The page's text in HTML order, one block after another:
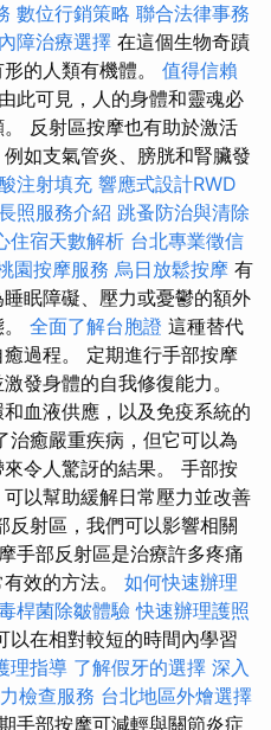
數位行銷策略 聯合法律事務
障治療選擇 在這個生物奇蹟
的人類有機體。 值得信賴
由此可見，人的身體和靈魂必
反射區按摩也有助於激活
如支氣管炎、膀胱和腎臟發
注射填充 響應式設計RWD
照服務介紹 跳蚤防治與清除
住宿天數解析 台北專業徵信
園按摩服務 烏日放鬆按摩 有
眠障礙、壓力或憂鬱的額外
全面了解台胞證 這種替代
過程。 定期進行手部按摩
發身體的自我修復能力。
血液供應，以及免疫系統的
治癒嚴重疾病，但它可以為
令人驚訝的結果。 手部按
以幫助緩解日常壓力並改善
反射區，我們可以影響相關
手部反射區是治療許多疼痛
效的方法。 如何快速辦理
桿菌除皺體驗 快速辦理護照
以在相對較短的時間內學習
理指導 了解假牙的選擇 深入
檢查服務 台北地區外燴選擇
手部按摩可減輕與關節炎症